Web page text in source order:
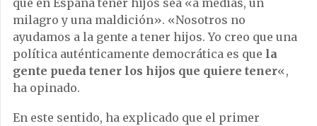
que en España tener hijos sea «a medias, un
milagro y una maldición». «Nosotros no
ayudamos a la gente a tener hijos. Yo creo que una
política auténticamente democrática es que la
gente pueda tener los hijos que quiere tener«,
ha opinado.
En este sentido, ha explicado que el primer